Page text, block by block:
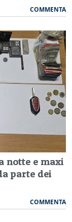
COMMENTA
notte e maxi
parte dei
COMMENTA